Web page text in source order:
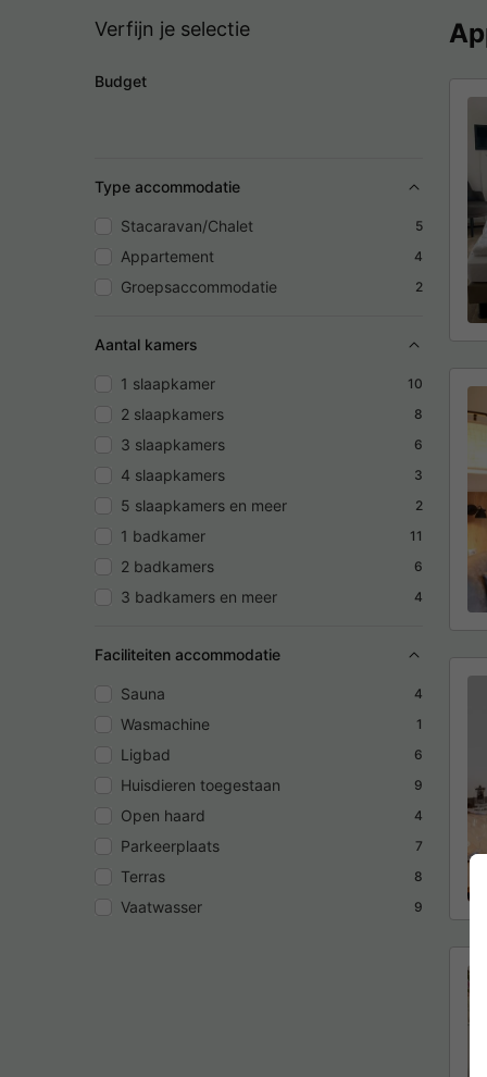
Verfijn je selectie
Budget
Type accommodatie
Stacaravan/Chalet 5
Appartement 4
Groepsaccommodatie 2
Aantal kamers
1 slaapkamer 10
2 slaapkamers 8
3 slaapkamers 6
4 slaapkamers 3
5 slaapkamers en meer 2
1 badkamer 11
2 badkamers 6
3 badkamers en meer 4
Faciliteiten accommodatie
Sauna 4
Wasmachine 1
Ligbad 6
Huisdieren toegestaan 9
Open haard 4
Parkeerplaats 7
Terras 8
Vaatwasser 9